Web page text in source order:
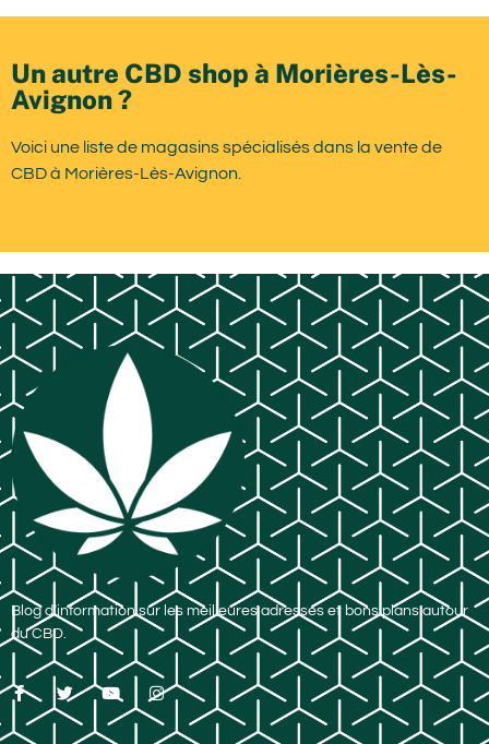
Un autre CBD shop à Morières-Lès-
Avignon ?
Voici une liste de magasins spécialisés dans la vente de
CBD à Morières-Lès-Avignon.
Blog d’information sur les meilleures adresses et bons plans autour
du CBD.